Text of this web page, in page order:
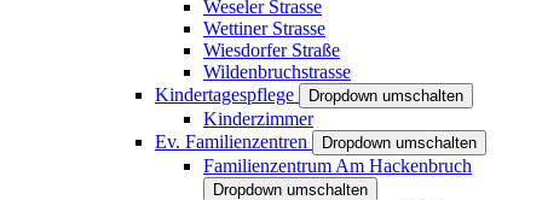
Weseler Strasse
Wettiner Strasse
Wiesdorfer Straße
Wildenbruchstrasse
Kindertagespflege
Dropdown umschalten
Kinderzimmer
Ev. Familienzentren
Dropdown umschalten
Familienzentrum Am Hackenbruch
Dropdown umschalten